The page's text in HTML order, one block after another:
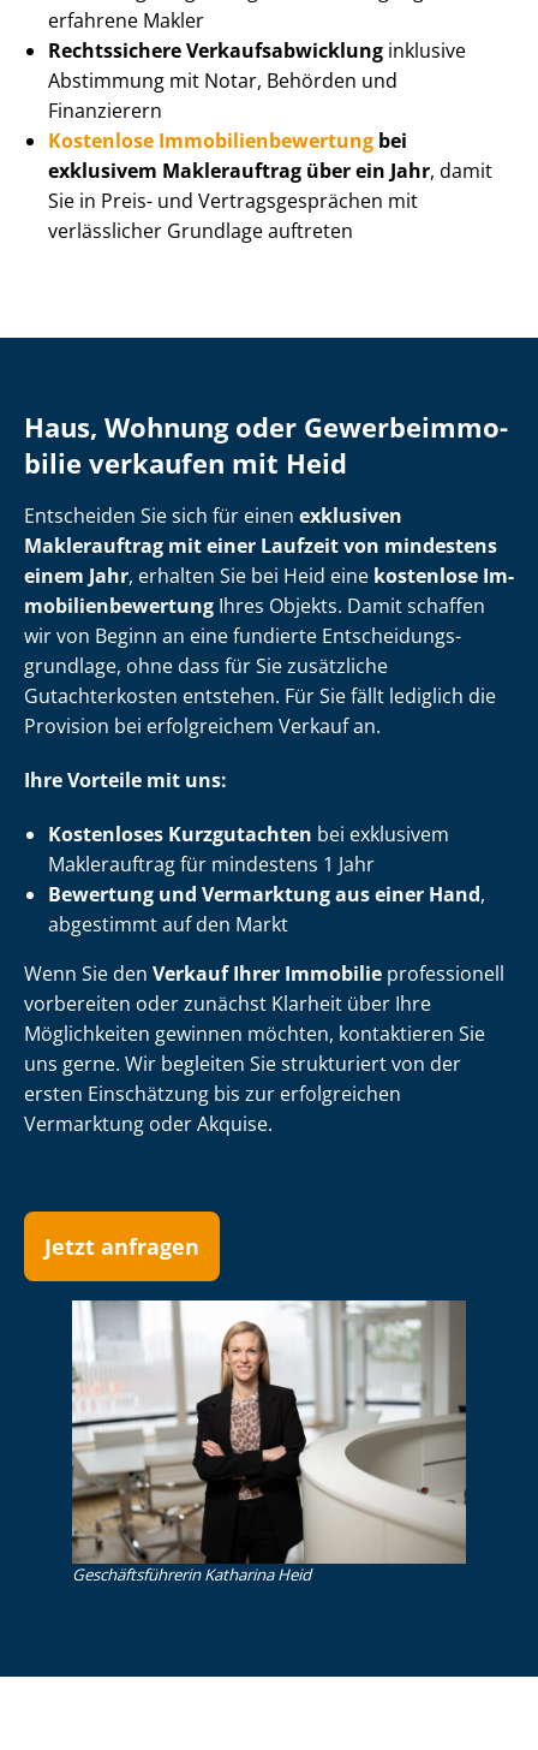
erfahrene Makler
Rechtssichere Ver­kaufs­ab­wick­lung inklusive
Abstimmung mit Notar, Behörden und
Finanzierern
Kostenlose Im­mo­bi­li­en­be­wer­tung bei
exklusivem Maklerauftrag über ein Jahr, damit
Sie in Preis- und Ver­trags­ge­sprä­chen mit
verlässlicher Grundlage auftreten
Haus, Wohnung oder Ge­wer­be­im­mo­
bi­lie verkaufen mit Heid
Entscheiden Sie sich für einen exklusiven
Maklerauftrag mit einer Laufzeit von mindestens
einem Jahr, erhalten Sie bei Heid eine kostenlose Im­
mo­bi­li­en­be­wer­tung Ihres Objekts. Damit schaffen
wir von Beginn an eine fundierte Ent­schei­dungs­
grund­la­ge, ohne dass für Sie zusätzliche
Gutachterkosten entstehen. Für Sie fällt lediglich die
Provision bei erfolgreichem Verkauf an.
Ihre Vorteile mit uns:
Kostenloses Kurzgutachten bei exklusivem
Maklerauftrag für mindestens 1 Jahr
Bewertung und Vermarktung aus einer Hand,
abgestimmt auf den Markt
Wenn Sie den Verkauf Ihrer Immobilie professionell
vorbereiten oder zunächst Klarheit über Ihre
Möglichkeiten gewinnen möchten, kontaktieren Sie
uns gerne. Wir begleiten Sie strukturiert von der
ersten Einschätzung bis zur erfolgreichen
Vermarktung oder Akquise.
Jetzt anfragen
Ge­schäfts­füh­re­rin Katharina Heid